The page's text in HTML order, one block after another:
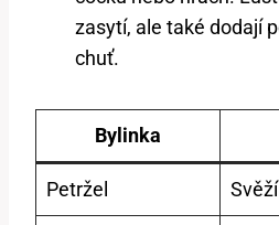
zasytí, ale také dodají
chuť.
Bylinka
Petržel Svěží